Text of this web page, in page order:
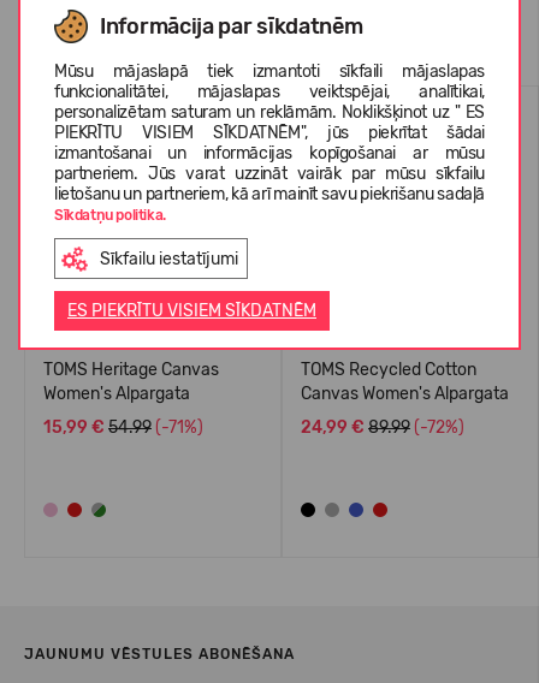
Informācija par sīkdatnēm
Mūsu mājaslapā tiek izmantoti sīkfaili mājaslapas
funkcionalitātei, mājaslapas veiktspējai, analītikai,
personalizētam saturam un reklāmām. Noklikšķinot uz " ES
PIEKRĪTU VISIEM SĪKDATNĒM", jūs piekrītat šādai
izmantošanai un informācijas kopīgošanai ar mūsu
partneriem. Jūs varat uzzināt vairāk par mūsu sīkfailu
lietošanu un partneriem, kā arī mainīt savu piekrišanu sadaļā
Sīkdatņu politika.
Sīkfailu iestatījumi
ES PIEKRĪTU VISIEM SĪKDATNĒM
Līdzīgas preces
-71%
VASARAI
TOMS Heritage Canvas
Women's Alpargata
15,99 € 54.99 (-71%)
-72%
VASARAI
TOMS Recycled Cotton
Canvas Women's Alpargata
24,99 € 89.99 (-72%)
JAUNUMU VĒSTULES ABONĒŠANA